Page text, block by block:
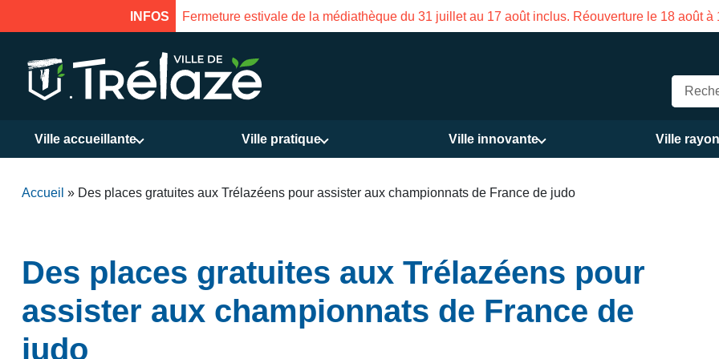
INFOS Fermeture estivale de la médiathèque du 31 juillet au 17 août inclus. Réouverture le 18 août à
Ville accueillante Ville pratique Ville innovante Ville
Accueil » Des places gratuites aux Trélazéens pour assister aux championnats de France de judo
Des places gratuites aux Trélazéens pour
assister aux championnats de France de
judo